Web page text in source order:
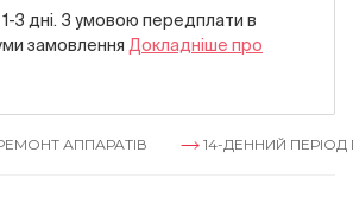
3 дні. З умовою передплати в
замовлення Докладнiше про
АППАРАТІВ 14-ДЕННИЙ ПЕРІОД